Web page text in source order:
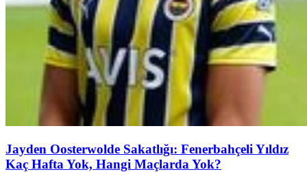
Jayden Oosterwolde Sakatlığı: Fenerbahçeli Yıldız
Kaç Hafta Yok, Hangi Maçlarda Yok?